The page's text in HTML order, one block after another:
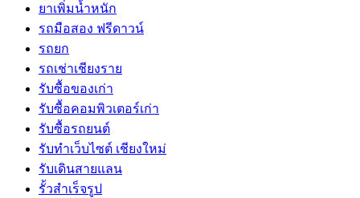
ยาเพิ่มน้ำหนัก
รถมือสอง ฟรีดาวน์
รถยก
รถเช่าเชียงราย
รับซื้อของเก่า
รับซื้อคอมพิวเตอร์เก่า
รับซื้อรถยนต์
รับทำเว็บไซต์ เชียงใหม่
รับเดินสายแลน
รั้วสำเร็จรูป